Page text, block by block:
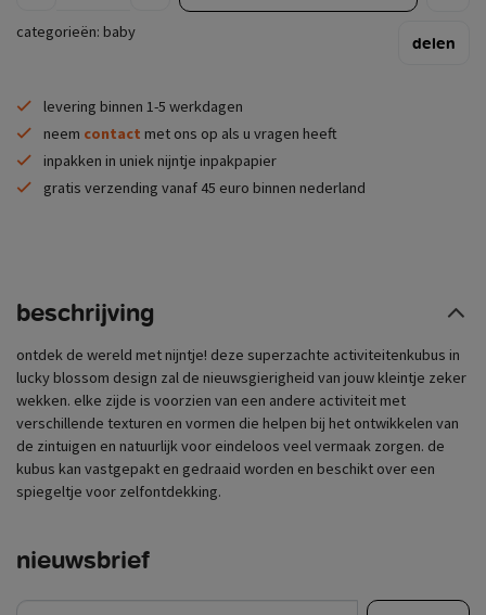
categorieën: baby
delen
levering binnen 1-5 werkdagen
neem contact met ons op als u vragen heeft
inpakken in uniek nijntje inpakpapier
gratis verzending vanaf 45 euro binnen nederland
beschrijving
ontdek de wereld met nijntje! deze superzachte activiteitenkubus in
lucky blossom design zal de nieuwsgierigheid van jouw kleintje zeker
wekken. elke zijde is voorzien van een andere activiteit met
verschillende texturen en vormen die helpen bij het ontwikkelen van
de zintuigen en natuurlijk voor eindeloos veel vermaak zorgen. de
kubus kan vastgepakt en gedraaid worden en beschikt over een
spiegeltje voor zelfontdekking.
nieuwsbrief